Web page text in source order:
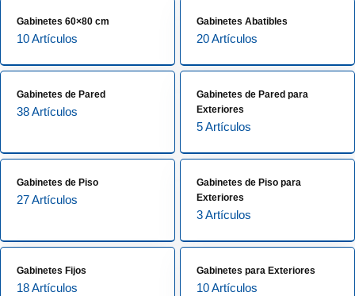
Gabinetes 60×80 cm
10 Artículos
Gabinetes Abatibles
20 Artículos
Gabinetes de Pared
38 Artículos
Gabinetes de Pared para
Exteriores
5 Artículos
Gabinetes de Piso
27 Artículos
Gabinetes de Piso para
Exteriores
3 Artículos
Gabinetes Fijos
18 Artículos
Gabinetes para Exteriores
10 Artículos